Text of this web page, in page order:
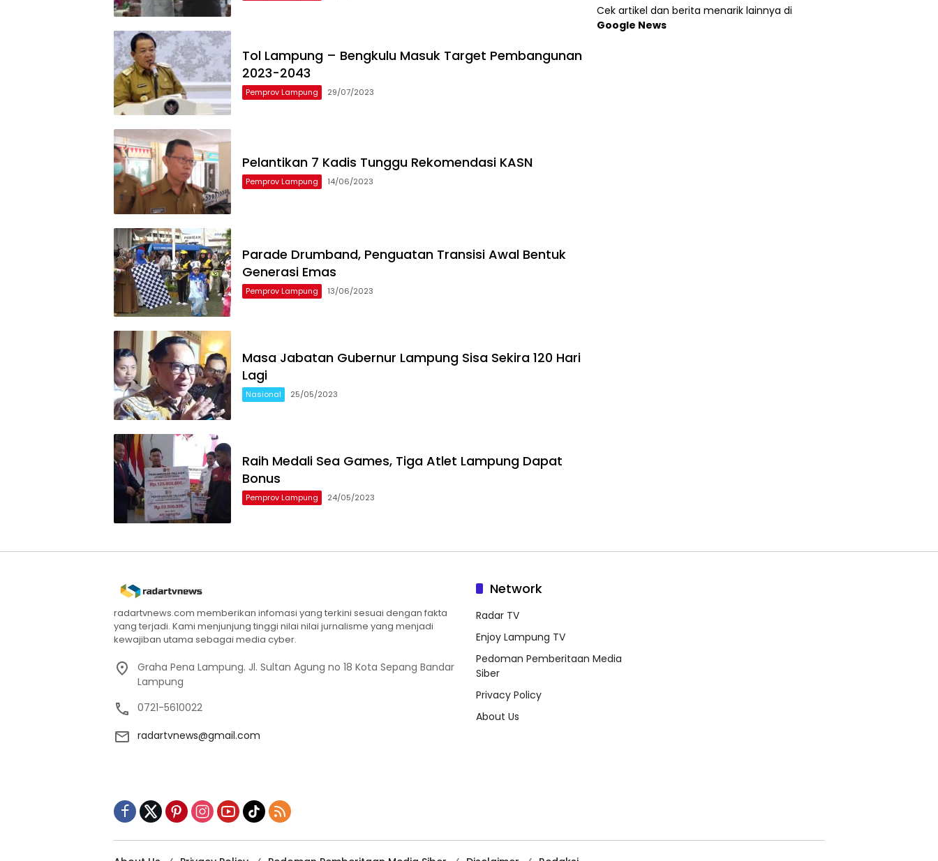
Tol Lampung – Bengkulu Masuk Target Pembangunan
2023-2043
Pemprov Lampung 29/07/2023
Pelantikan 7 Kadis Tunggu Rekomendasi KASN
Pemprov Lampung 14/06/2023
Parade Drumband, Penguatan Transisi Awal Bentuk
Generasi Emas
Pemprov Lampung 13/06/2023
Masa Jabatan Gubernur Lampung Sisa Sekira 120 Hari
Lagi
Nasional 25/05/2023
Raih Medali Sea Games, Tiga Atlet Lampung Dapat
Bonus
Pemprov Lampung 24/05/2023
Cek artikel dan berita menarik lainnya di
Google News
radartvnews.com memberikan infomasi yang terkini sesuai dengan fakta
yang terjadi. Kami menjunjung tinggi nilai nilai jurnalisme yang menjadi
kewajiban utama sebagai media cyber.
Graha Pena Lampung. Jl. Sultan Agung no 18 Kota Sepang Bandar
Lampung
0721-5610022
radartvnews@gmail.com
Network
Radar TV
Enjoy Lampung TV
Pedoman Pemberitaan Media
Siber
Privacy Policy
About Us